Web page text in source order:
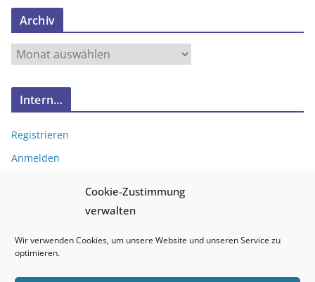
Cookie-Zustimmung
verwalten
Wir verwenden Cookies, um unsere Website und unseren Service zu
optimieren.
u
s
…
Archiv
r
c
v
Intern…
Registrieren
Anmelden